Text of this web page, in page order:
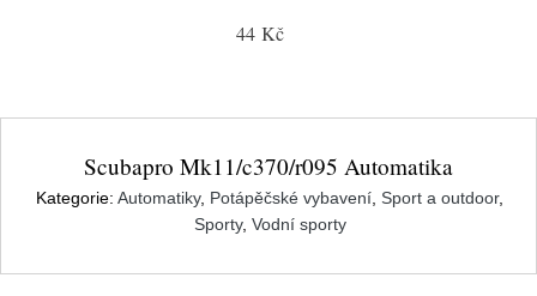
44 Kč
Scubapro Mk11/c370/r095 Automatika
Kategorie: Automatiky, Potápěčské vybavení Sport a outdoor,
Sporty, Vodní sporty